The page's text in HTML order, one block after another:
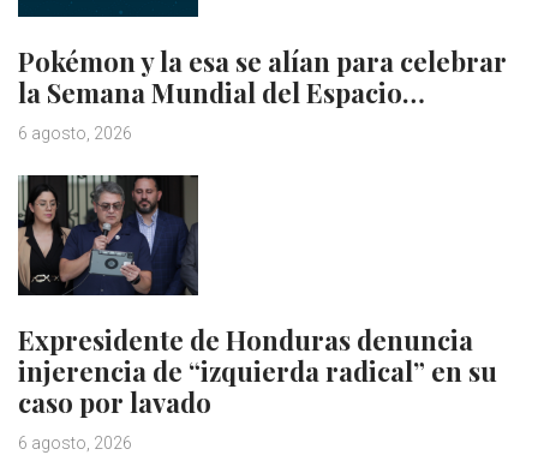
Pokémon y la esa se alían para celebrar
la Semana Mundial del Espacio…
6 agosto, 2026
Expresidente de Honduras denuncia
injerencia de “izquierda radical” en su
caso por lavado
6 agosto, 2026